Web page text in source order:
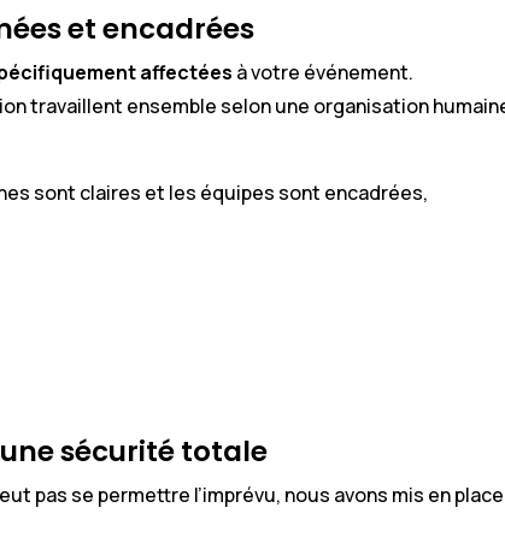
et encadrées
affectées à votre événement.
travaillent ensemble selon une organisation
sont claires et les équipes sont encadrées,
sécurité totale
pas se permettre l’imprévu, nous avons mis en